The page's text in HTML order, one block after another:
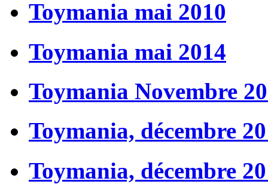
Toymania mai 2010
Toymania mai 2014
Toymania Novembre
Toymania, décembre
Toymania, décembre